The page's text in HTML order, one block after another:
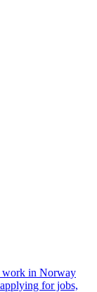
work in Norway
for jobs,